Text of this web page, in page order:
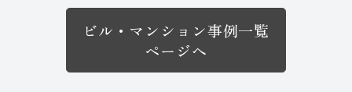
ビル・マンション事例一覧
ページへ